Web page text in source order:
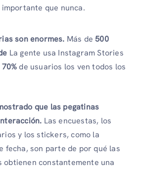
que nunca.
son enormes. Más de500
La gente usa Instagram Stories
70%de usuarios los ven todos los
que las pegatinas
Las encuestas, los
y los stickers, como la
fecha, son parte de por qué las
obtienen constantemente una